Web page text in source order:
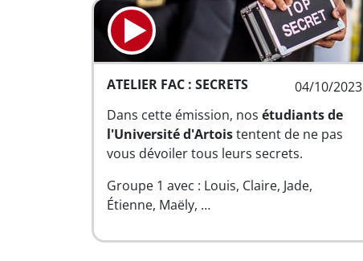
04/10/2023
ATELIER FAC : SECRETS
Dans cette émission, nos étudiants de
l'Université d'Artoistentent de ne pas
vous dévoiler tous leurs secrets.
Groupe 1 avec : Louis, Claire, Jade,
Étienne, Maëly, …